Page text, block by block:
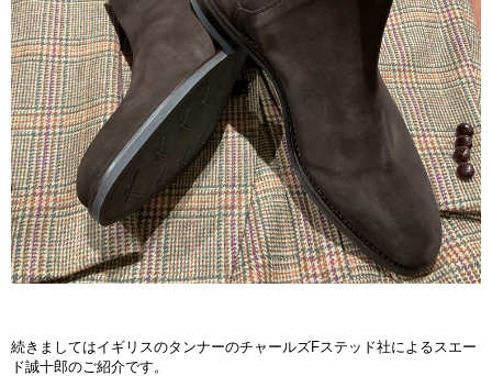
続きましてはイギリスのタンナーのチャールズFステッド社によるスエー
ド誠十郎のご紹介です。